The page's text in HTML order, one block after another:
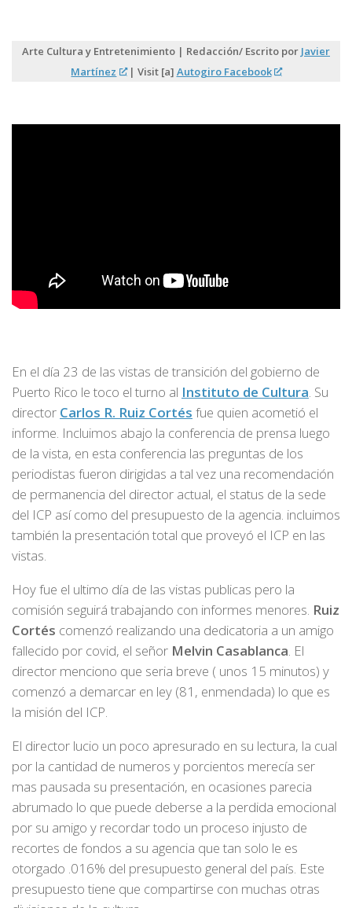
Arte Cultura y Entretenimiento | Redacción/ Escrito por Javier
Martínez
| Visit [a] Autogiro Facebook
En el día 23 de las vistas de transición del gobierno de
Puerto Rico le toco el turno al Instituto de Cultura. Su
director Carlos R. Ruiz Cortés fue quien acometió el
informe. Incluimos abajo la conferencia de prensa luego
de la vista, en esta conferencia las preguntas de los
periodistas fueron dirigidas a tal vez una recomendación
de permanencia del director actual, el status de la sede
del ICP así como del presupuesto de la agencia. incluimos
también la presentación total que proveyó el ICP en las
vistas.
Hoy fue el ultimo día de las vistas publicas pero la
comisión seguirá trabajando con informes menores. Ruiz
Cortés comenzó realizando una dedicatoria a un amigo
fallecido por covid, el señor Melvin Casablanca. El
director menciono que seria breve ( unos 15 minutos) y
comenzó a demarcar en ley (81, enmendada) lo que es
la misión del ICP.
El director lucio un poco apresurado en su lectura, la cual
por la cantidad de numeros y porcientos merecía ser
mas pausada su presentación, en ocasiones parecia
abrumado lo que puede deberse a la perdida emocional
por su amigo y recordar todo un proceso injusto de
recortes de fondos a su agencia que tan solo le es
otorgado .016% del presupuesto general del país. Este
presupuesto tiene que compartirse con muchas otras